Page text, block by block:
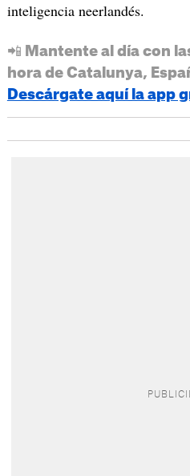
inteligencia neerlandés.
📲 Mantente al día con
hora de Catalunya,
Descárgate aquí la app